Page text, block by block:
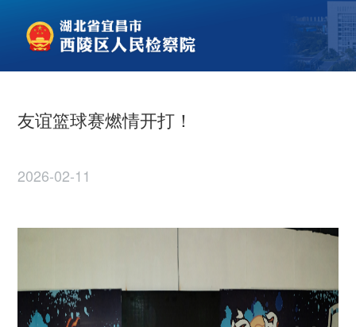
友谊篮球赛燃情开打！
2026-02-11